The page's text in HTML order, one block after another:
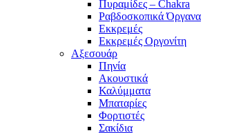
Πυραμίδες – Chakra
Ραβδοσκοπικά Όργανα
Εκκρεμές
Εκκρεμές Οργονίτη
Αξεσουάρ
Πηνία
Ακουστικά
Καλύμματα
Μπαταρίες
Φορτιστές
Σακίδια